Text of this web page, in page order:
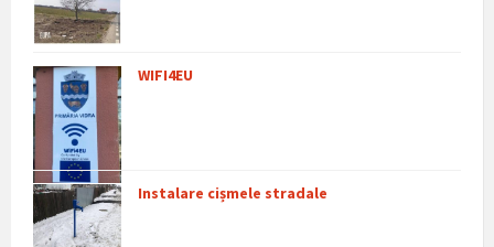
WIFI4EU
Instalare cișmele stradale